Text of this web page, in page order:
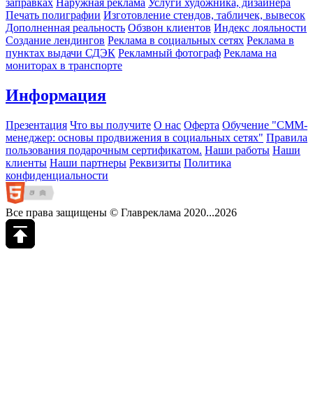
заправках Наружная реклама Услуги художника, дизайнера
Печать полиграфии Изготовление стендов, табличек, вывесок
Дополненная реальность Обзвон клиентов Индекс лояльности
Создание лендингов Реклама в социальных сетях Реклама в
пунктах выдачи СДЭК Рекламный фотограф Реклама на
мониторах в транспорте
Информация
Презентация Что вы получите О нас Оферта Обучение "СМM-
менеджер: основы продвижения в социальных сетях" Правила
пользования подарочным сертификатом. Наши работы Наши
клиенты Наши партнеры Реквизиты Политика
конфиденциальности
Все права защищены © Главреклама 2020...2026